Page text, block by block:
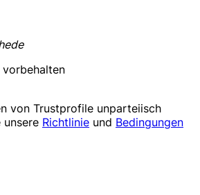
von Trustprofile unparteiisch
unsere Richtlinie und Bedingungen